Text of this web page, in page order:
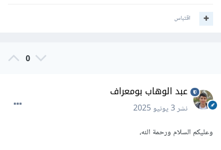
اقتباس
0
عبد الوهاب بومعراف
نشر3 يونيو 2025
وعليكم السلام ورحمة الله،